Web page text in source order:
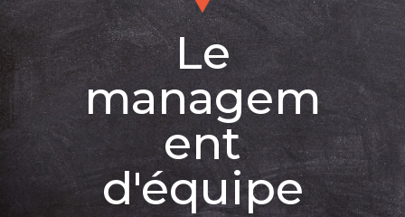
Le
managem
ent
d'équipe